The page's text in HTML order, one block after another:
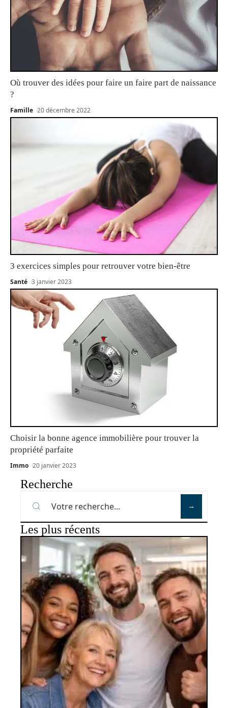
Où trouver des idées pour faire un faire part de naissance
?
Famille 20 décembre 2022
3 exercices simples pour retrouver votre bien-être
Santé 3 janvier 2023
Choisir la bonne agence immobilière pour trouver la
propriété parfaite
Immo 20 janvier 2023
Recherche
Les plus récents